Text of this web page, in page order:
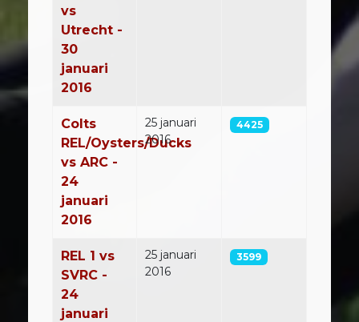
vs
Utrecht -
30
januari
2016
Colts
REL/Oysters/Ducks
vs ARC -
24
januari
2016
25 januari
2016
4425
REL 1 vs
SVRC -
24
januari
25 januari
2016
3599